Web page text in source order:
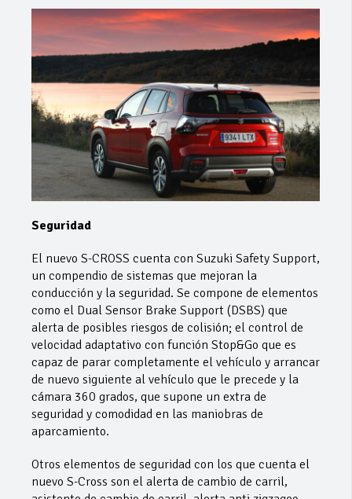
Seguridad
El nuevo S-CROSS cuenta con Suzuki Safety Support,
un compendio de sistemas que mejoran la
conducción y la seguridad. Se compone de elementos
como el Dual Sensor Brake Support (DSBS) que
alerta de posibles riesgos de colisión; el control de
velocidad adaptativo con función Stop&Go que es
capaz de parar completamente el vehículo y arrancar
de nuevo siguiente al vehículo que le precede y la
cámara 360 grados, que supone un extra de
seguridad y comodidad en las maniobras de
aparcamiento.
Otros elementos de seguridad con los que cuenta el
nuevo S-Cross son el alerta de cambio de carril,